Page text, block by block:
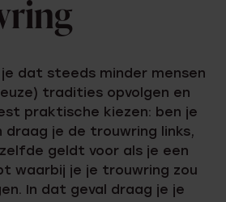
dat steeds minder mensen
tradities opvolgen en
praktische kiezen: ben je
draag je de trouwring links,
geldt voor als je een
waarbij je je trouwring zou
In dat geval draag je je